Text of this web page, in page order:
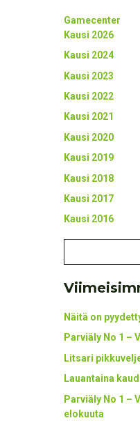
Gamecenter
Kausi 2026
Kausi 2024
Kausi 2023
Kausi 2022
Kausi 2021
Kausi 2020
Kausi 2019
Kausi 2018
Kausi 2017
Kausi 2016
Näitä on
Parviäly No 1 –
Litsari
Lauantaina
Parviäly No 1 –
elokuuta